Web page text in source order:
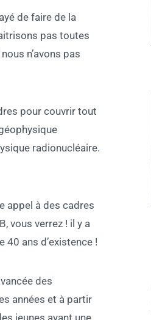
de faire de la
pas toutes
n’avons pas
pour couvrir tout
radionucléaire.
appel à des cadres
vous verrez ! il y a
40 ans d’existence !
des
années et à partir
jeunes ayant une